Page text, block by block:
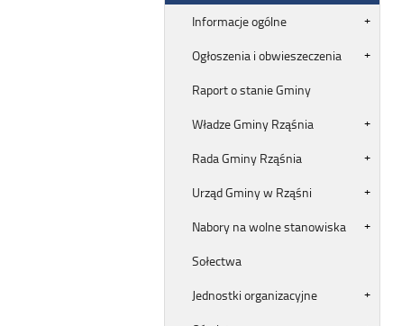
Informacje ogólne
Ogłoszenia i obwieszeczenia
Raport o stanie Gminy
Władze Gminy Rząśnia
Rada Gminy Rząśnia
Urząd Gminy w Rząśni
Nabory na wolne stanowiska
Sołectwa
Jednostki organizacyjne